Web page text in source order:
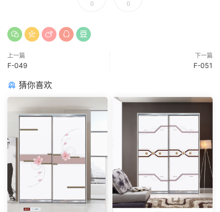
0 0
上一篇
F-049
下一篇
F-051
猜你喜欢